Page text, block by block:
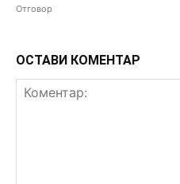
Отговор
ОСТАВИ КОМЕНТАР